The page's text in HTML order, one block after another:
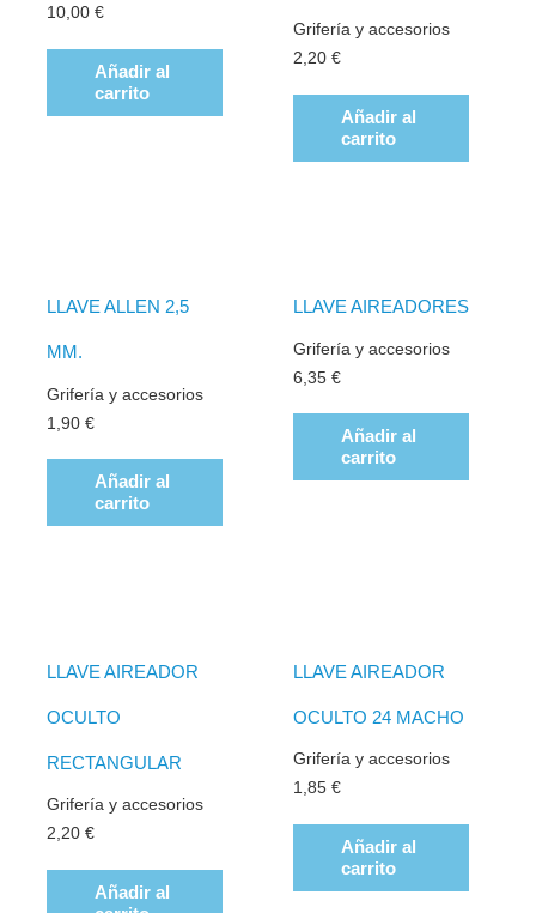
10,00€
Añadir al
carrito
Grifería y accesorios
2,20 €
Añadir al
carrito
LLAVE ALLEN 2,5
MM.
Grifería y accesorios
1,90€
Añadir al
carrito
LLAVE AIREADORES
Grifería y accesorios
6,35 €
Añadir al
carrito
LLAVE AIREADOR
OCULTO
RECTANGULAR
Grifería y accesorios
2,20€
Añadir al
LLAVE AIREADOR
OCULTO 24 MACHO
Grifería y accesorios
1,85 €
Añadir al
carrito